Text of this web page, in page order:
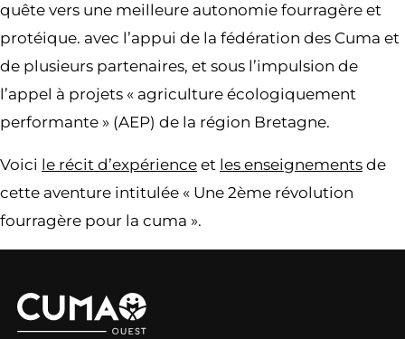
quête vers une meilleure autonomie fourragère et
protéique. avec l’appui de la fédération des Cuma et
de plusieurs partenaires, et sous l’impulsion de
l’appel à projets « agriculture écologiquement
performante » (AEP) de la région Bretagne.
Voici le récit d’expérience et les enseignements de
cette aventure intitulée « Une 2ème révolution
fourragère pour la cuma ».